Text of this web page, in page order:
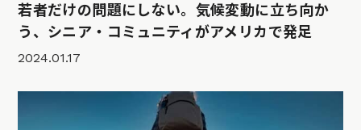
若者だけの問題にしない。気候変動に立ち向か
う、シニア・コミュニティがアメリカで発足
2024.01.17